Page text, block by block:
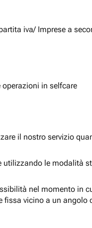
iva/ Imprese a
in selfcare
il nostro servizio
utilizzando le modalità
nel momento in
vicino a un angolo